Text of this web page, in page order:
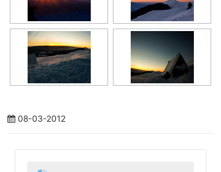
08-03-2012